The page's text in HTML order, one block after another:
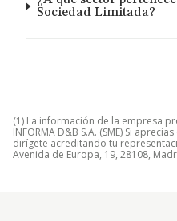
Sociedad Limitada?
(1) La información de la empresa
INFORMA D&B S.A. (SME) Si
dirígete acreditando tu
Avenida de Europa, 19, 28108,